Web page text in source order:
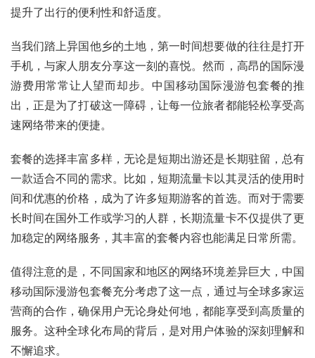
提升了出行的便利性和舒适度。
当我们踏上异国他乡的土地，第一时间想要做的往往是打开
手机，与家人朋友分享这一刻的喜悦。然而，高昂的国际漫
游费用常常让人望而却步。中国移动国际漫游包套餐的推
出，正是为了打破这一障碍，让每一位旅者都能轻松享受高
速网络带来的便捷。
套餐的选择丰富多样，无论是短期出游还是长期驻留，总有
一款适合不同的需求。比如，短期流量卡以其灵活的使用时
间和优惠的价格，成为了许多短期游客的首选。而对于需要
长时间在国外工作或学习的人群，长期流量卡不仅提供了更
加稳定的网络服务，其丰富的套餐内容也能满足日常所需。
值得注意的是，不同国家和地区的网络环境差异巨大，中国
移动国际漫游包套餐充分考虑了这一点，通过与全球多家运
营商的合作，确保用户无论身处何地，都能享受到高质量的
服务。这种全球化布局的背后，是对用户体验的深刻理解和
不懈追求。